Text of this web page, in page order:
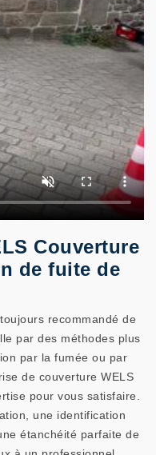
Couverture
de fuite de
recommandé de
par des méthodes plus
par la fumée ou par
de couverture WELS
pour vous satisfaire.
une identification
étanchéité parfaite de